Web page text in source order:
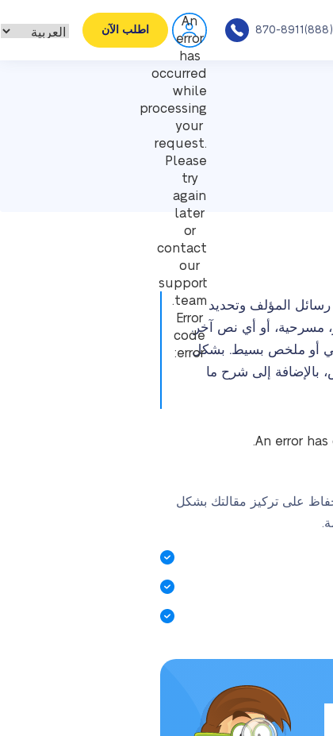
An
error
has
occurred
while
processing
your
request.
Please
try
again
later
or
contact
our
support
team.
Error
code
error:
اطلب الآن
المؤلف وتحديد
مسرحية، أو أي نص آخر.
أو ملخص بسيط. بشكل
بالإضافة إلى شرح ما
An error
على تركيز مقالتك بشكل